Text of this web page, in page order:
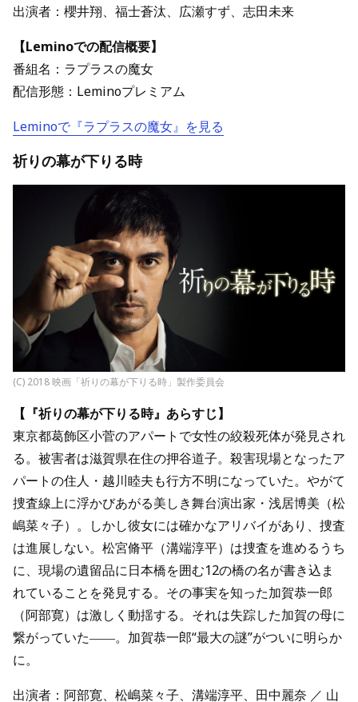
出演者：櫻井翔、福士蒼汰、広瀬すず、志田未来
【Leminoでの配信概要】
番組名：ラプラスの魔女
配信形態：Leminoプレミアム
Leminoで『ラプラスの魔女』を見る
祈りの幕が下りる時
(C) 2018 映画「祈りの幕が下りる時」製作委員会
【『祈りの幕が下りる時』あらすじ】
東京都葛飾区小菅のアパートで女性の絞殺死体が発見され
る。被害者は滋賀県在住の押谷道子。殺害現場となったア
パートの住人・越川睦夫も行方不明になっていた。やがて
捜査線上に浮かびあがる美しき舞台演出家・浅居博美（松
嶋菜々子）。しかし彼女には確かなアリバイがあり、捜査
は進展しない。松宮脩平（溝端淳平）は捜査を進めるうち
に、現場の遺留品に日本橋を囲む12の橋の名が書き込ま
れていることを発見する。その事実を知った加賀恭一郎
（阿部寛）は激しく動揺する。それは失踪した加賀の母に
繋がっていた――。加賀恭一郎“最大の謎”がついに明らか
に。
出演者：阿部寛、松嶋菜々子、溝端淳平、田中麗奈 ／ 山